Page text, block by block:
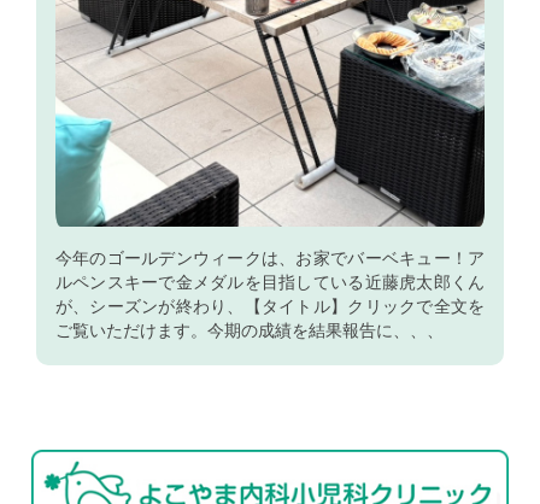
今年のゴールデンウィークは、お家でバーベキュー！ア
ルペンスキーで金メダルを目指している近藤虎太郎くん
が、シーズンが終わり、【タイトル】クリックで全文を
ご覧いただけます。今期の成績を結果報告に、、、